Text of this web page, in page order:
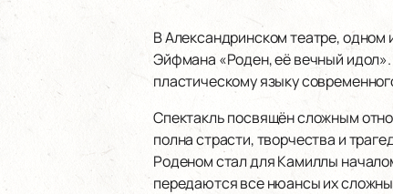
В Александринском театре, одном
Эйфмана «Роден, её вечный идол».
пластическому языку
Спектакль посвящён сложным
полна страсти, творчества и
Роденом стал для Камиллы
передаются все нюансы их